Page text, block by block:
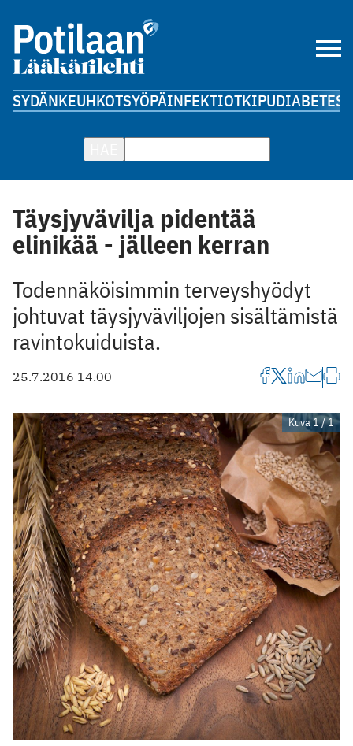
SYDÄNKEUHKOTSYÖPÄINFEKTIOTKIPUDIABETES
Täysjyvävilja pidentää
elinikää - jälleen kerran
Todennäköisimmin terveyshyödyt
johtuvat täysjyväviljojen sisältämistä
ravintokuiduista.
25.7.2016 14.00
Kuva 1 / 1